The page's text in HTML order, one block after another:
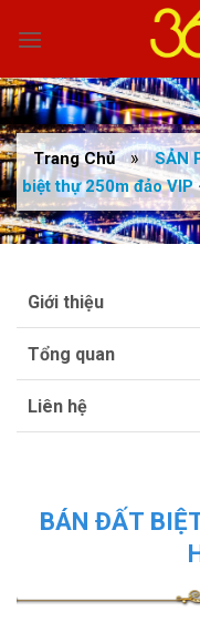
Trang Chủ » SẢN
biệt thự 250m đảo VIP
Giới thiệu
Tổng quan
Liên hệ
BÁN ĐẤT